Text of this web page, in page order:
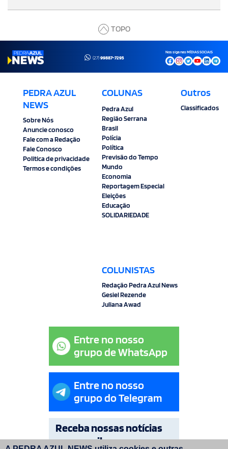
TOPO
(27)99887-7295
Nos siga nas MÍDIAS SOCIAIS
PEDRA AZUL
NEWS
Sobre Nós
Anuncie conosco
Fale com a Redação
Fale Conosco
Politica de privacidade
Termos e condições
COLUNAS
Pedra Azul
Região Serrana
Brasil
Polícia
Política
Previsão do Tempo
Mundo
Economia
Reportagem Especial
Eleições
Educação
SOLIDARIEDADE
COLUNISTAS
Redação Pedra Azul News
Gesiel Rezende
Juliana Awad
Outros
Classificados
Entre no nosso
grupo de WhatsApp
Entre no nosso
grupo do Telegram
Receba nossas notícias
por e-mail